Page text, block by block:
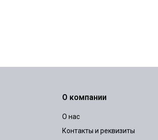
О компании
О нас
Контакты и реквизиты